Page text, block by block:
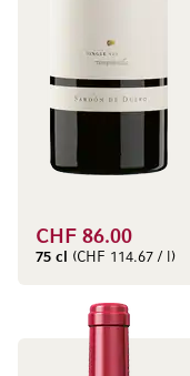
CHF 86.00
75 cl (CHF 114.67 / l)